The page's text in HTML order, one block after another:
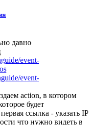
давно
event-
event-
action, в котором
будет
ссылка - указать IP
что нужно видеть в